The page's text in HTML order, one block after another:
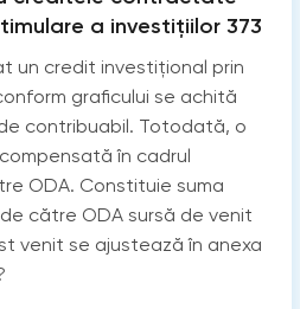
a investiţiilor 373
un credit investițional prin
graficului se achită
contribuabil. Totodată, o
în cadrul
ODA. Constituie suma
către ODA sursă de venit
venit se ajustează în anexa